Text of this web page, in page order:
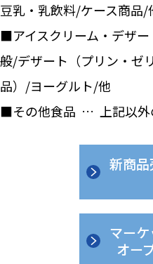
豆乳・乳飲料/ケース商品/
■アイスクリーム・デザ
般/デザート（プリン・ゼ
品）/ヨーグルト/他
■その他食品 … 上記以外
新商
マー
オー